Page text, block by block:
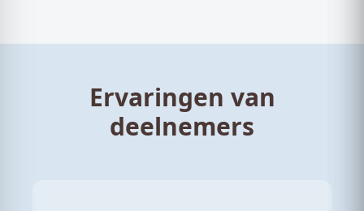
Ervaringen van
deelnemers